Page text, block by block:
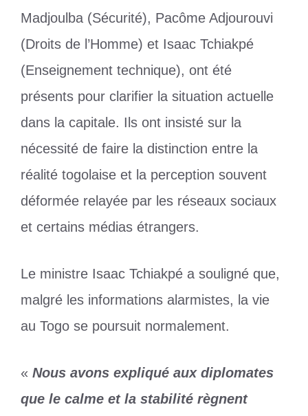
Madjoulba (Sécurité), Pacôme Adjourouvi
(Droits de l’Homme) et Isaac Tchiakpé
(Enseignement technique), ont été
présents pour clarifier la situation actuelle
dans la capitale. Ils ont insisté sur la
nécessité de faire la distinction entre la
réalité togolaise et la perception souvent
déformée relayée par les réseaux sociaux
et certains médias étrangers.
Le ministre Isaac Tchiakpé a souligné que,
malgré les informations alarmistes, la vie
au Togo se poursuit normalement.
« Nous avons expliqué aux diplomates
que le calme et la stabilité règnent